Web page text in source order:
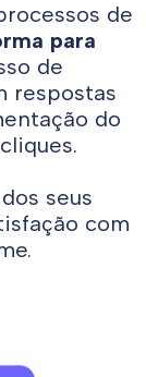
de
para
de
respostas
do
seus
com